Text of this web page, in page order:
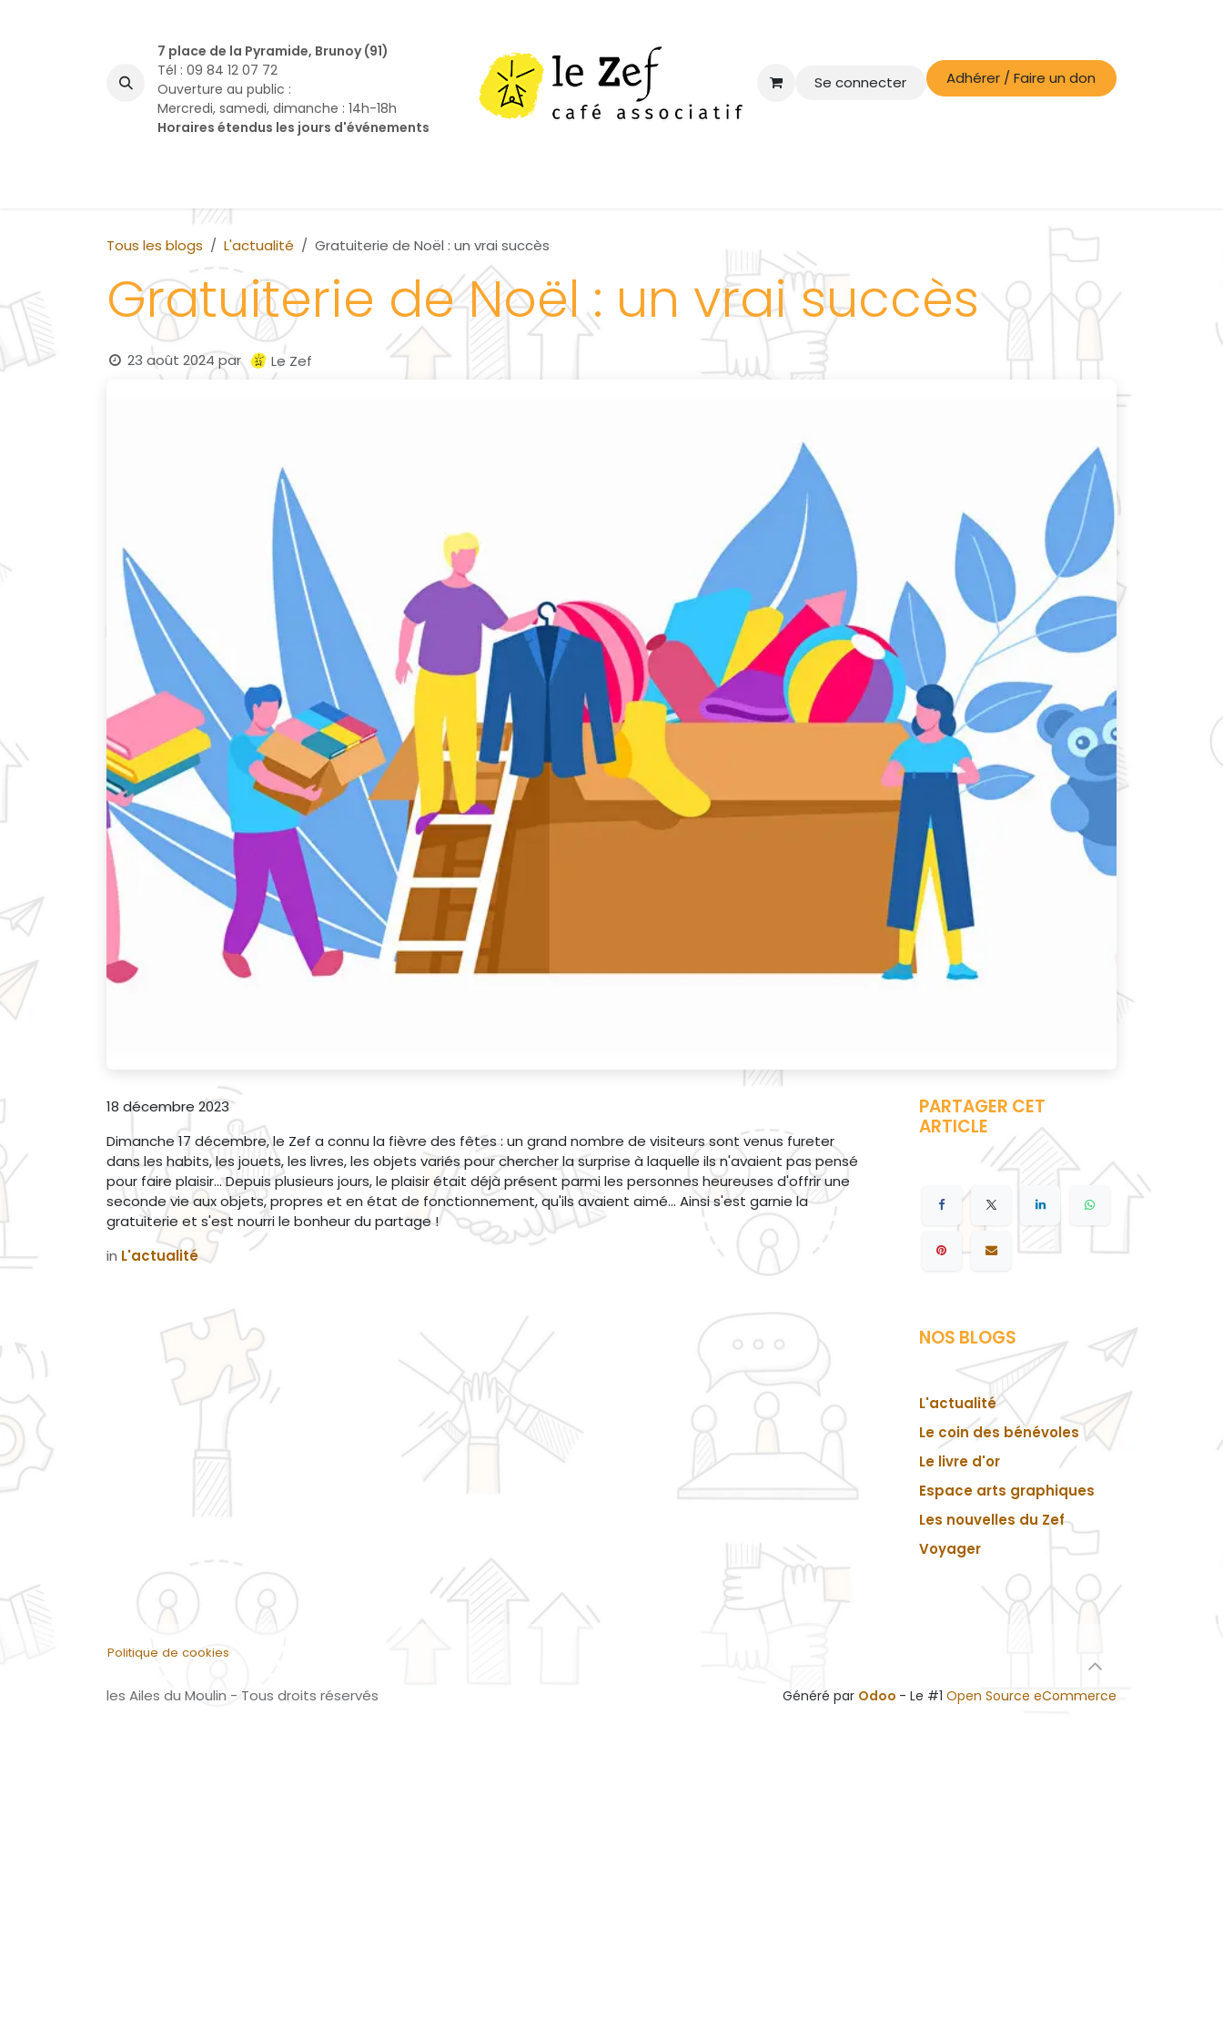
7 place de la Pyramide, Brunoy (91)
Tél : 09 84 12 07 72
Ouverture au public :
Mercredi, samedi, dimanche : 14h-18h
Horaires étendus les jours d'événements
Se connecter Adhérer / Faire un don
Tous les blogs L'actualité Gratuiterie de Noël : un vrai succès
Gratuiterie de Noël : un vrai succès
23 août 2024 par Le Zef
18 décembre 2023
Dimanche 17 décembre, le Zef a connu la fièvre des fêtes : un grand nombre de visiteurs sont venus fureter
dans les habits, les jouets, les livres, les objets variés pour chercher la surprise à laquelle ils n'avaient pas pensé
pour faire plaisir... Depuis plusieurs jours, le plaisir était déjà présent parmi les personnes heureuses d'offrir une
seconde vie aux objets, propres et en état de fonctionnement, qu'ils avaient aimé... Ainsi s'est garnie la
gratuiterie et s'est nourri le bonheur du partage !
in L'actualité
PARTAGER CET
ARTICLE
NOS BLOGS
L'actualité
Le coin des bénévoles
Le livre d'or
Espace arts graphiques
Les nouvelles du Zef
Voyager
Politique de cookies
les Ailes du Moulin - Tous droits réservés Généré par Odoo - Le #1 Open Source eCommerce